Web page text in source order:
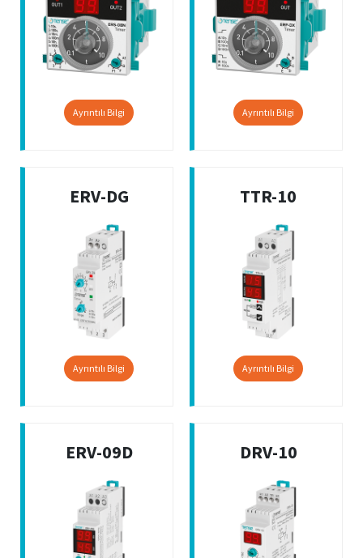
Ayrıntılı Bilgi Ayrıntılı Bilgi
ERV-DG
Ayrıntılı Bilgi
TTR-10
Ayrıntılı Bilgi
ERV-09D DRV-10